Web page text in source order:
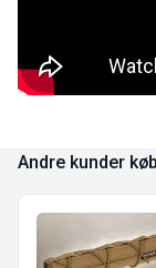
Andre kunder